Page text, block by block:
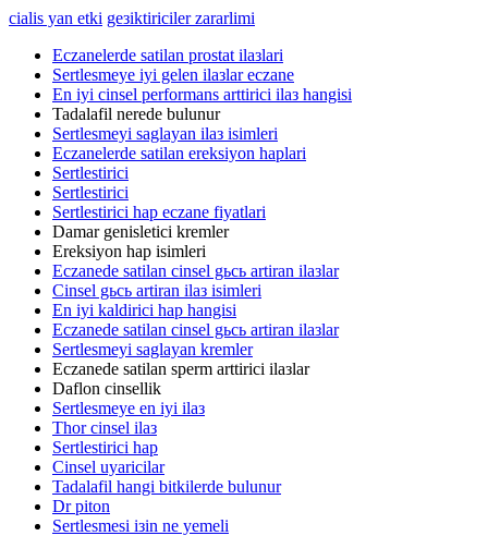
cialis yan etki geзiktiriciler zararlimi
Eczanelerde satilan prostat ilaзlari
Sertlesmeye iyi gelen ilaзlar eczane
En iyi cinsel performans arttirici ilaз hangisi
Tadalafil nerede bulunur
Sertlesmeyi saglayan ilaз isimleri
Eczanelerde satilan ereksiyon haplari
Sertlestirici
Sertlestirici
Sertlestirici hap eczane fiyatlari
Damar genisletici kremler
Ereksiyon hap isimleri
Eczanede satilan cinsel gьcь artiran ilaзlar
Cinsel gьcь artiran ilaз isimleri
En iyi kaldirici hap hangisi
Eczanede satilan cinsel gьcь artiran ilaзlar
Sertlesmeyi saglayan kremler
Eczanede satilan sperm arttirici ilaзlar
Daflon cinsellik
Sertlesmeye en iyi ilaз
Thor cinsel ilaз
Sertlestirici hap
Cinsel uyaricilar
Tadalafil hangi bitkilerde bulunur
Dr piton
Sertlesmesi iзin ne yemeli